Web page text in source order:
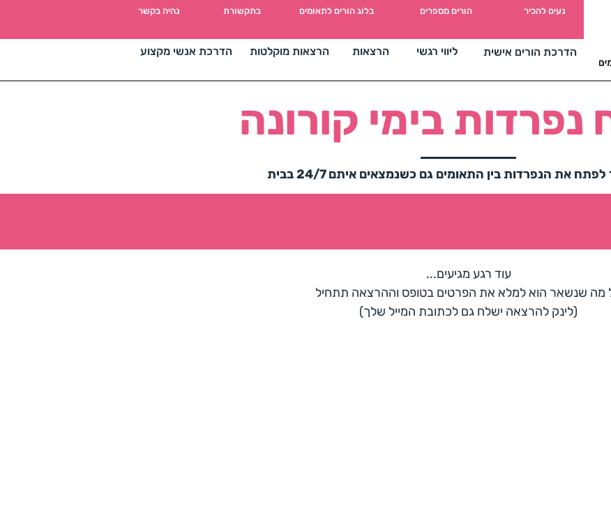
הרצאות הדרכת הורים אישית הדרכת אנשי מקצוע
נהיה בקשר בתקשורת בלוג הורים לתאומים הורים מספרים נעים להכיר
הרצאות מוקלטות ליווי רגשי
נפרדות בימי קורונה
את הנפרדות בין התאומים גם כשנמצאים איתם 24/7 בבית
עוד רגע מגיעים...
מה שנשאר הוא למלא את הפרטים בטופס וההרצאה תתחיל
(לינק להרצאה ישלח גם לכתובת המייל שלך)